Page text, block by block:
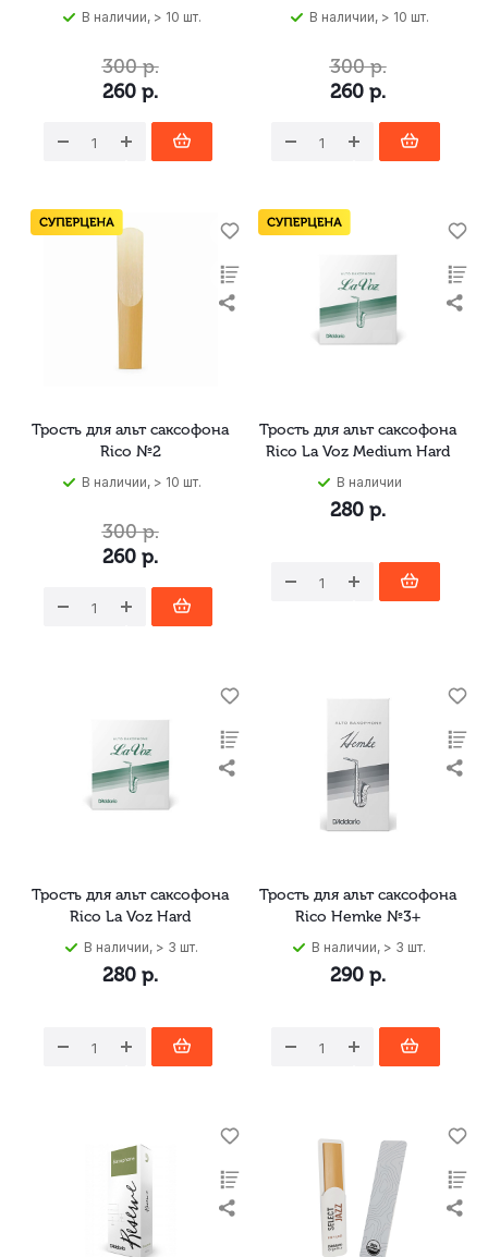
В наличии, > 10 шт.
260 р.
300р.
В наличии, > 10 шт.
260 р.
300р.
Трость для альт саксофона
Rico №2
В наличии, > 10 шт.
260 р.
300р.
Трость для альт саксофона
Rico La Voz Medium Hard
В наличии
280 р.
Трость для альт саксофона
Rico La Voz Hard
В наличии, > 3 шт.
280 р.
Трость для альт саксофона
Rico Hemke №3+
В наличии, > 3 шт.
290 р.